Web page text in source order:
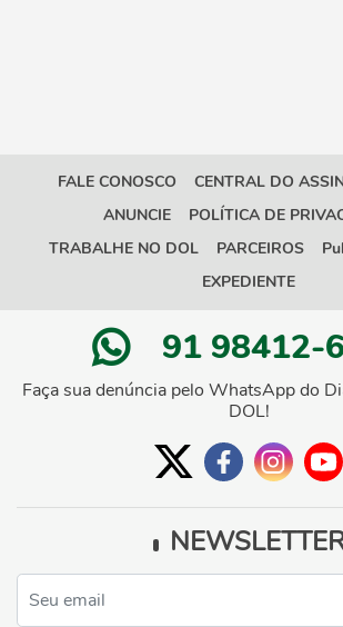
FALE CONOSCO CENTRAL DO
ANUNCIE
POLÍTICA DE
TRABALHE NO DOL
PARCEIROS
EXPEDIENTE
91 98412-
Faça sua denúncia pelo WhatsApp do
DOL!